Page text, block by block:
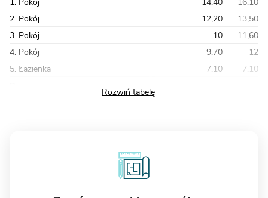
2. Pokój
12,20
13,50
3. Pokój
10
11,60
4. Pokój
9,70
12
5. Łazienka
7,10
7,10